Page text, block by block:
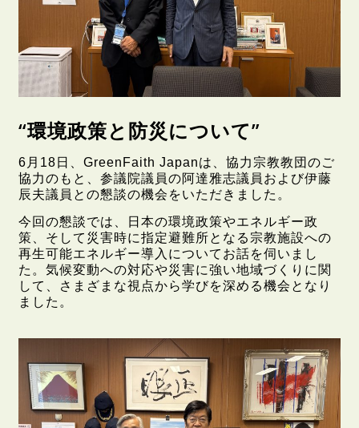
“環境政策と防災について”
6月18日、GreenFaith Japanは、協力宗教教団のご
協力のもと、参議院議員の阿達雅志議員および伊藤
辰夫議員との懇談の機会をいただきました。
今回の懇談では、日本の環境政策やエネルギー政
策、そして災害時に指定避難所となる宗教施設への
再生可能エネルギー導入についてお話を伺いまし
た。気候変動への対応や災害に強い地域づくりに関
して、さまざまな視点から学びを深める機会となり
ました。